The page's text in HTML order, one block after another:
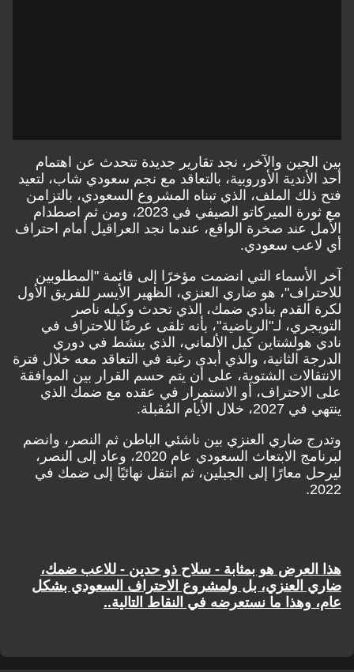
بين الحين والآخر، نجد تقارير جديدة تتحدث عن اهتمام
أحد الأندية الأوروبية، بالتعاقد مع نجم سعودي شاب، لتعيد
فتح ذلك الملف، الذي تبناه المشروع السعودي، بالتزامن
مع ثورة الميركاتو الصيفي في 2023، ومن ثم اصطدام
الأمل عند صخرة الواقع، عندما نجد العراقيل أمام احتراف
أي لاعب سعودي.
آخر الأسماء التي انضمت مؤخرًا إلى قائمة "المطلوبين
للاحتراف"، هو ضاري العنزي، الظهير الأيسر للفريق الأول
لكرة القدم بنادي ضمك، الذي تحدث وكيله ناصر
التويجري، لـ"الرياضية"، بأنه تلقى عرضًا للاحتراف في
نادي هولشتاين كيل الألماني، الذي ينشط في دوري
الدرجة الثانية، والذي أبدى رغبة في التعاقد معه خلال فترة
الانتقالات الشتوية، على أن يتم حسم القرار بين الموافقة
على الاحتراف، أو الاستمرار في عقده مع ضمك الذي
ينتهي في 2027، خلال الأيام المُقبلة.
وتدرج ضاري العنزي بين ناشئي الباطن ثم النصر، وانضم
لبرنامج الابتعاث السعودي عام 2020، وعاد إلى النصر،
ليرحل معارًا إلى الجبلين، ثم انتقل نهائيًا إلى ضمك في
2022.
هذا العرض هو بمثابة - سلاح ذو حدين - للاعب ضمك،
ضاري العنزي، بل ولمشروع الاحتراف السعودي بشكل
عام، وهذا ما نستعرضه في النقاط التالية..